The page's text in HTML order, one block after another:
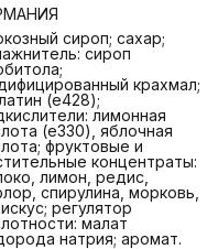
сироп; сахар;
сироп
крахмал;
(e428);
лимонная
(e330), яблочная
фруктовые и
концентраты:
лимон, редис,
спирулина, морковь,
регулятор
малат
натрия; аромат.